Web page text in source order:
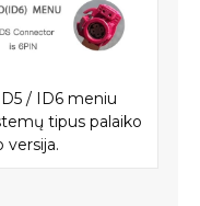
/ ID6 meniu
tipus palaiko